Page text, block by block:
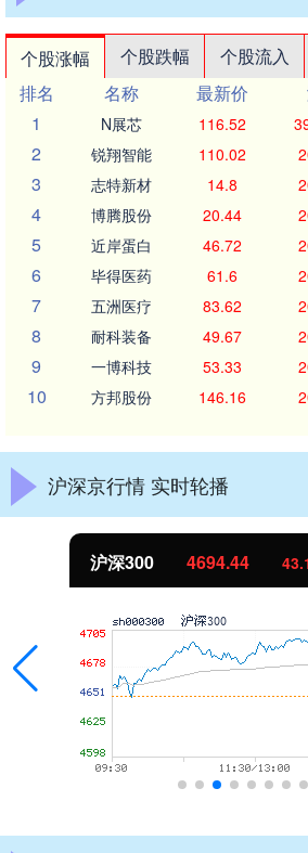
个股涨幅 个股跌幅 个股流入
排名
名称 最新价
1
N展芯 116.52
2 锐翔智能 110.02
3 志特新材 14.8
4 博腾股份 20.44
5 近岸蛋白 46.72
6 毕得医药 61.6
7 五洲医疗 83.62
8 耐科装备 49.67
9 一博科技 53.33
10 方邦股份 146.16
沪深京行情 实时轮播
沪深300 4694.44